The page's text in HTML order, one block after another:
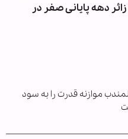
۷ تا ۱۰میلیون زائر دهه پایانی صفر در
موازنه قدرت را به سود